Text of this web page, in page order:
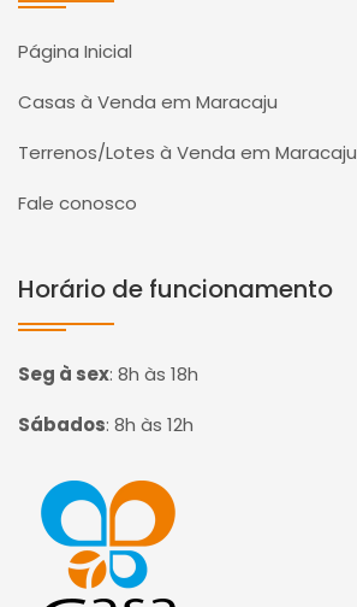
Página Inicial
Casas à Venda em Maracaju
Terrenos/Lotes à Venda em Maracaju
Fale conosco
Horário de funcionamento
Seg à sex: 8h às 18h
Sábados: 8h às 12h
Página inicial